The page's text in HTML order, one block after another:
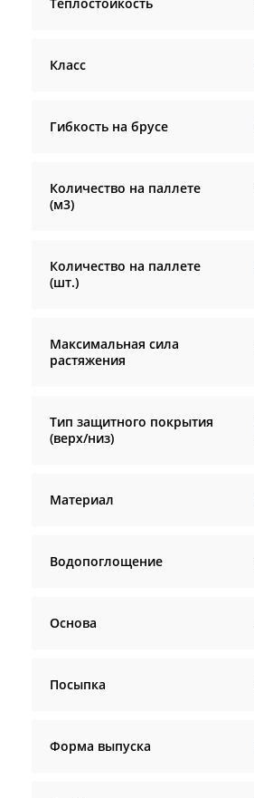
Класс
Гибкость на брусе
Количество на паллете
(м3)
Количество на паллете
(шт.)
Максимальная сила
растяжения
Тип защитного покрытия
(верх/низ)
Материал
Водопоглощение
Основа
Посыпка
Форма выпуска